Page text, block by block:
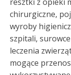
chirurgiczne,
wyroby
szpitali,
leczenia
mogące